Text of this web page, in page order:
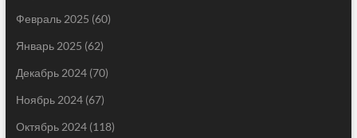
Февраль 2025 (60)
Январь 2025 (62)
Декабрь 2024(70)
Ноябрь 2024(67)
Октябрь 2024(118)